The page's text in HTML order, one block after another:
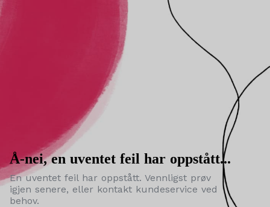
Å-nei, en uventet feil har oppstått...
En uventet feil har oppstått. Vennligst prøv
igjen senere, eller kontakt kundeservice ved
behov.